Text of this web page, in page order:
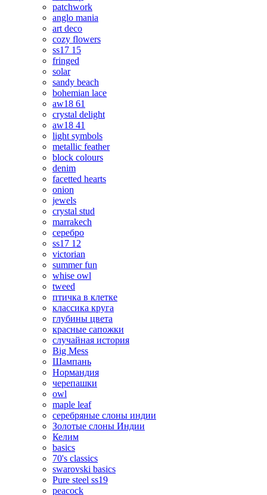
patchwork
anglo mania
art deco
cozy flowers
ss17 15
fringed
solar
sandy beach
bohemian lace
aw18 61
crystal delight
aw18 41
light symbols
metallic feather
block colours
denim
facetted hearts
onion
jewels
crystal stud
marrakech
серебро
ss17 12
victorian
summer fun
whise owl
tweed
птичка в клетке
классика круга
глубины цвета
красные сапожки
случайная история
Big Mess
Шампань
Нормандия
черепашки
owl
maple leaf
серебряные слоны индии
Золотые слоны Индии
Келим
basics
70's classics
swarovski basics
Pure steel ss19
peacock